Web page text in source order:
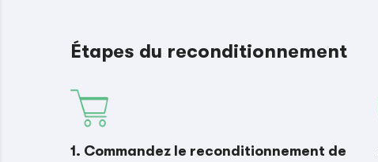
Étapes du reconditionnement
1. Commandez le reconditionnement de